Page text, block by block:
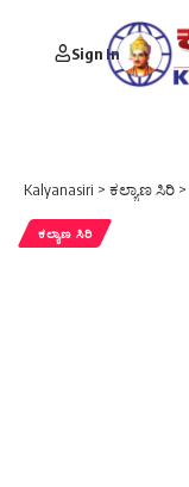
Sign In
Kalyanasiri > ಕಲ್ಯಾಣ ಸಿರಿ >
ಕಲ್ಯಾಣ ಸಿರಿ